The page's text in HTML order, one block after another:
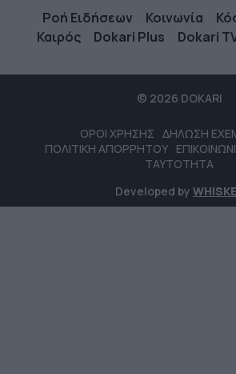
Ροή Ειδήσεων Κοινωνία
Καιρός
Dokari Plus Dokari
© 2026 DOKARI
ΟΡΟΙ ΧΡΗΣΗΣ ΔΗΛΩΣΗ
ΠΟΛΙΤΙΚΗ ΑΠΟΡΡΗΤΟΥ
ΤΑΥΤΟΤΗΤΑ
Developed by